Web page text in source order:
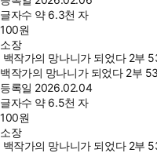
글자수 약 6.3천 자
100원
소장
백작가의 망나니가 되었다 2부
백작가의 망나니가 되었다 2부
등록일 2026.02.04
글자수 약 6.5천 자
100원
소장
백작가의 망나니가 되었다 2부